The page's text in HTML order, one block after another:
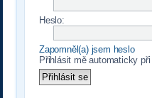
Heslo:
Zapomněl(a) jsem heslo
Přihlásit mě automaticky